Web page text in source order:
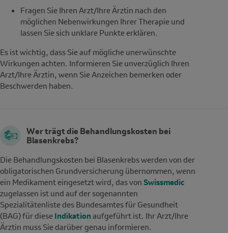
Fragen Sie Ihren Arzt/Ihre Ärztin nach den
möglichen Nebenwirkungen Ihrer Therapie und
lassen Sie sich unklare Punkte erklären.
Es ist wichtig, dass Sie auf mögliche unerwünschte
Wirkungen achten. Informieren Sie unverzüglich Ihren
Arzt/Ihre Ärztin, wenn Sie Anzeichen bemerken oder
Beschwerden haben.
Wer trägt die Behandlungskosten bei
Blasenkrebs?
Die Behandlungskosten bei Blasenkrebs werden von der
obligatorischen Grundversicherung übernommen, wenn
ein Medikament eingesetzt wird, das von Swissmedic
zugelassen ist und auf der sogenannten
Spezialitätenliste des Bundesamtes für Gesundheit
(BAG) für diese Indikation aufgeführt ist. Ihr Arzt/Ihre
Ärztin muss Sie darüber genau informieren.